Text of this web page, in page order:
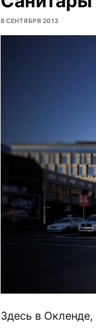
8 СЕНТЯБРЯ 2013
Здесь в